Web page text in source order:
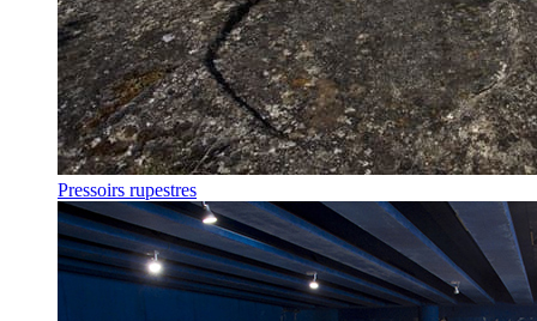
Pressoirs rupestres